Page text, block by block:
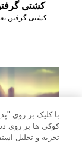
کشتی
کشتی گرفتن
با کلیک بر روی
کوکی ها بر روی
تجزیه و تحلیل